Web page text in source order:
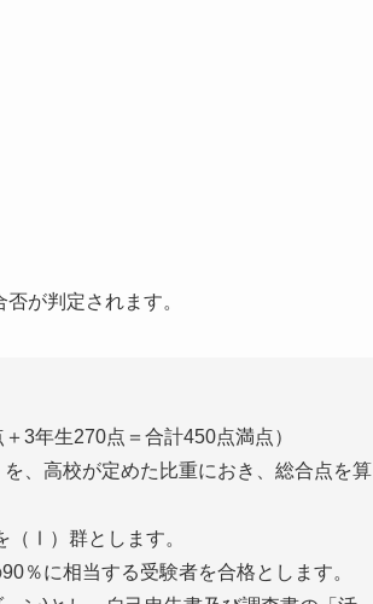
が判定されます。
3年生270点＝合計450点満点）
、高校が定めた比重におき、総合点を算
（Ⅰ）群とします。
％に相当する受験者を合格とします。